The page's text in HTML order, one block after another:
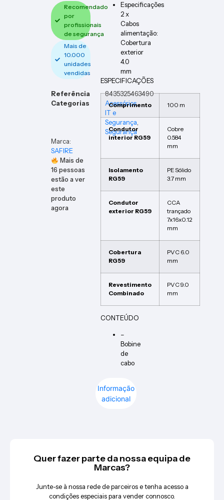
Recomendado
por
profissionais
de segurança
Mais de
10.000
unidades
vendidas
Referência
8435325463490
Categorias
Acessórios
IT e
Segurança,
Segurança
Marca:
SAFIRE
Mais de
16 pessoas
estão a ver
este
produto
agora
Informação
adicional
Especificações
2 x
Cabos
alimentação:
Cobertura
exterior
4.0
mm
ESPECIFICAÇÕES
Comprimento 100 m
Condutor
interior RG59
Cobre
0.584
mm
Isolamento
RG59
PE Sólido
3.7 mm
Condutor
exterior RG59
CCA
trançado
7x16x0.12
mm
Cobertura
RG59
PVC 6.0
mm
Revestimento
Combinado
PVC 9.0
mm
CONTEÚDO
–
Bobine
de
cabo
Quer fazer parte da nossa equipa de
Marcas?
Junte-se à nossa rede de parceiros e tenha acesso a
condições especiais para vender connosco.